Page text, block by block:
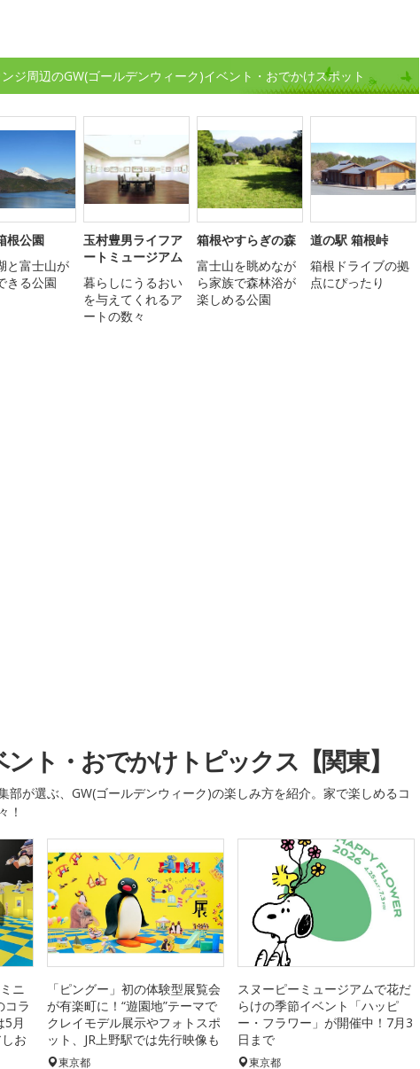
ジ周辺のGW(ゴールデンウィーク)イベント・おでかけスポット
根公園
と富士山が
きる公園
玉村豊男ライフア
ートミュージアム
暮らしにうるおい
を与えてくれるア
ートの数々
箱根やすらぎの森
富士山を眺めなが
ら家族で森林浴が
楽しめる公園
道の駅 箱根峠
箱根ドライブの拠
点にぴったり
ント・おでかけトピックス【関東】
部が選ぶ、GW(ゴールデンウィーク)の楽しみ方を紹介。家で楽しめるコ
！
ニ
コラ
5月
お
「ピングー」初の体験型展覧会
が有楽町に！“遊園地”テーマで
クレイモデル展示やフォトスポ
ット、JR上野駅では先行映像も
東京都
スヌーピーミュージアムで花だ
らけの季節イベント「ハッピ
ー・フラワー」が開催中！7月3
日まで
東京都